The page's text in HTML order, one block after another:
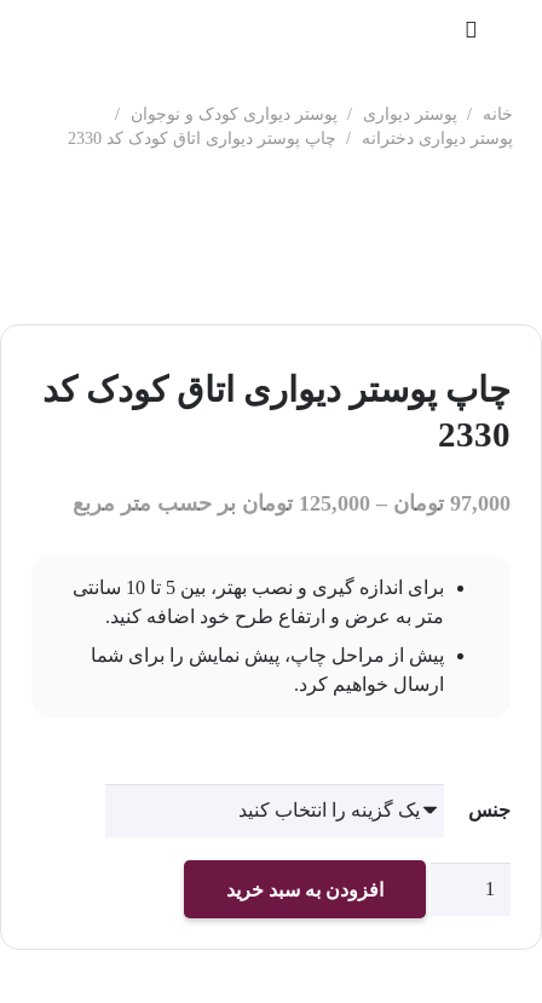
خانه / پوستر دیواری / پوستر دیواری کودک و نوجوان
/
پوستر دیواری دخترانه
/ چاپ پوستر دیواری اتاق کودک کد 2330
چاپ پوستر دیواری اتاق کودک کد
2330
97,000 تومان –
125,000 تومان بر حسب متر مربع
برای اندازه گیری و نصب بهتر، بین 5 تا 10 سانتی
متر به عرض و ارتفاع طرح خود اضافه کنید.
پیش از مراحل چاپ، پیش نمایش را برای شما
ارسال خواهیم کرد.
جنس
چاپ
دیواری
افزودن به سبد خرید